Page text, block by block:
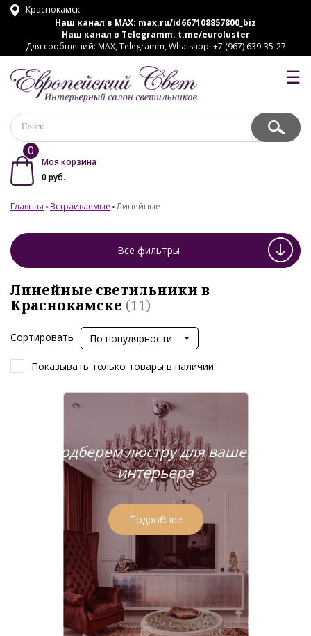
Краснокамск
Наш канал в MAX: max.ru/id667108857800_biz
Наш канал в Telegramm: t.me/euroluster
Для сообщений: MAX, Telegramm, Whatsapp: +7 (967) 639-35-27
☰
0
Моя корзина
0 руб.
Главная Встраиваемые Линейные
Все фильтры
Линейные светильники в
Краснокамске (11)
Сортировать По популярности
Показывать только товары в наличии
Подберем люстру для вашего
интерьера
Подробнее